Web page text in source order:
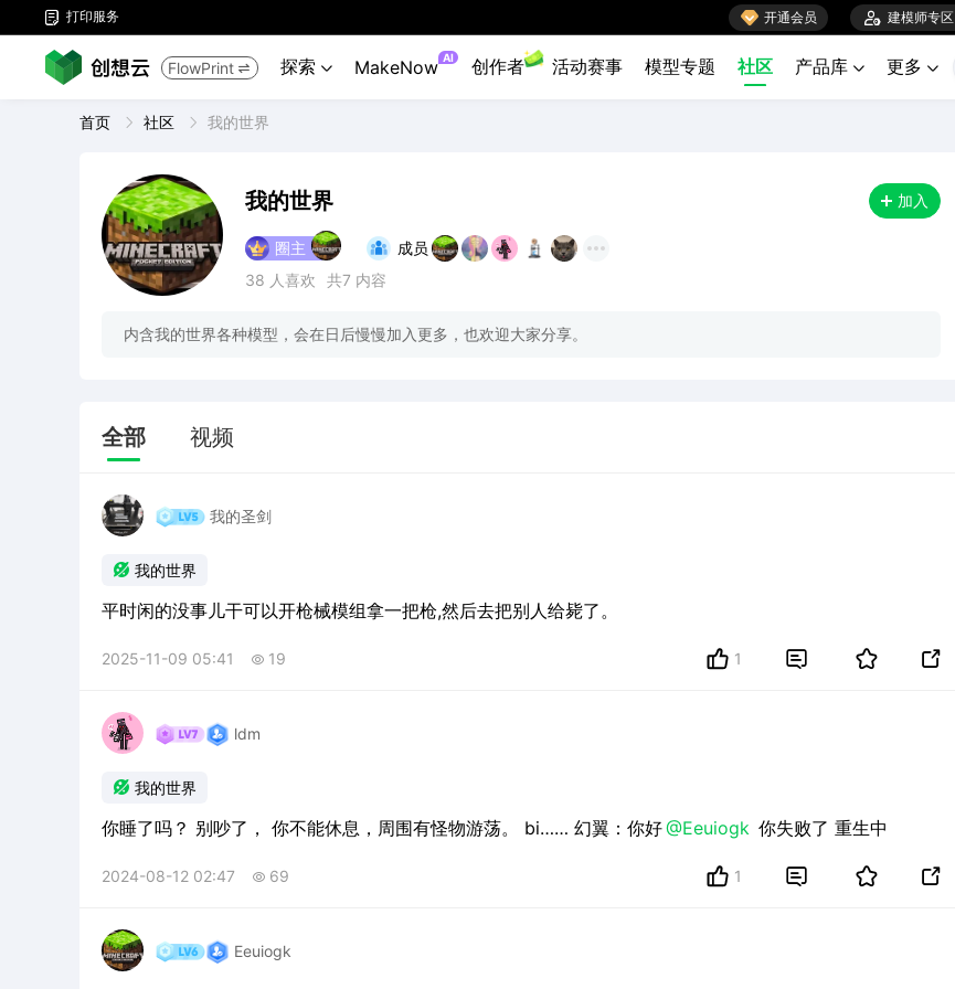
 打印服务  开通会员  建模师专区
FlowPrint  探索  MakeNow AI 创作者 活动赛事 模型专题 社区 产品库  更多 
首页 社区 我的世界
我的世界 加入
圈主
成员
38 人喜欢 共7 内容
内含我的世界各种模型，会在日后慢慢加入更多，也欢迎大家分享。
全部 视频
我的圣剑
 我的世界
平时闲的没事儿干可以开枪械模组拿一把枪,然后去把别人给毙了。
2025-11-09 05:41  19 1  
ldm
 我的世界
你睡了吗？ 别吵了， 你不能休息，周围有怪物游荡。 bi…… 幻翼：你好@Eeuiogk 你失败了 重生中
2024-08-12 02:47  69 1  
Eeuiogk